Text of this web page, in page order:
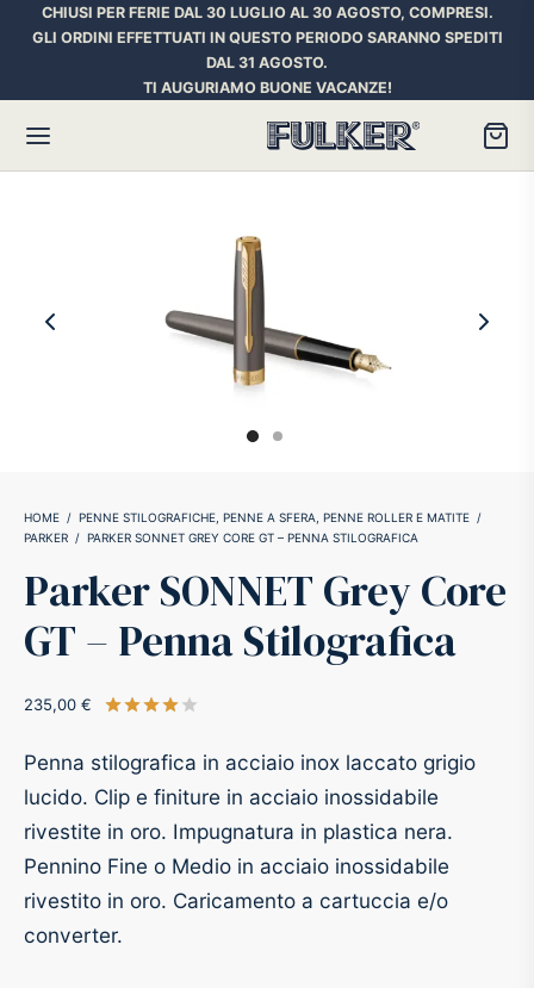
CHIUSI PER FERIE DAL 30 LUGLIO AL 30 AGOSTO, COMPRESI.
GLI ORDINI EFFETTUATI IN QUESTO PERIODO SARANNO SPEDITI
DAL 31 AGOSTO.
TI AUGURIAMO BUONE VACANZE!
HOME / PENNE STILOGRAFICHE, PENNE A SFERA, PENNE ROLLER E MATITE /
PARKER / PARKER SONNET GREY CORE GT – PENNA STILOGRAFICA
Parker SONNET Grey Core
GT – Penna Stilografica
235,00 €
Penna stilografica in acciaio inox laccato grigio
lucido. Clip e finiture in acciaio inossidabile
rivestite in oro. Impugnatura in plastica nera.
Pennino Fine o Medio in acciaio inossidabile
rivestito in oro. Caricamento a cartuccia e/o
converter.
SPACE PEN
Matic
Astronaut Space Pen
Space Pen
pressurizzato
PENNE
Castell
E INCHIOSTRI
Penne Stilografiche
Penne Roller